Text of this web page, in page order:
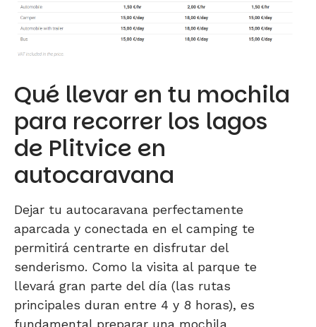
Qué llevar en tu mochila
para recorrer los lagos
de Plitvice en
autocaravana
Dejar tu autocaravana perfectamente
aparcada y conectada en el camping te
permitirá centrarte en disfrutar del
senderismo. Como la visita al parque te
llevará gran parte del día (las rutas
principales duran entre 4 y 8 horas), es
fundamental preparar una mochila